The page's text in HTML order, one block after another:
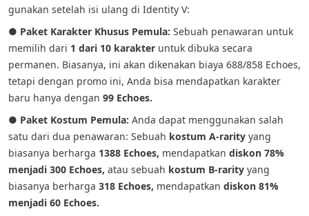
gunakan setelah isi ulang di Identity V:
● Paket Karakter Khusus Pemula: Sebuah penawaran untuk
memilih dari 1 dari 10 karakter untuk dibuka secara
permanen. Biasanya, ini akan dikenakan biaya 688/858 Echoes,
tetapi dengan promo ini, Anda bisa mendapatkan karakter
baru hanya dengan 99 Echoes.
● Paket Kostum Pemula: Anda dapat menggunakan salah
satu dari dua penawaran: Sebuah kostum A-rarity yang
biasanya berharga 1388 Echoes, mendapatkan diskon 78%
menjadi 300 Echoes, atau sebuah kostum B-rarity yang
biasanya berharga 318 Echoes, mendapatkan diskon 81%
menjadi 60 Echoes.